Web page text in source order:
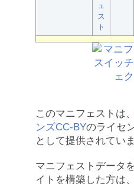
ェ
ス
ト
このマニフェストは、
ンズCC-BYのライセ
として提供されていま
マニフェストデータ
イトを構築した方は、